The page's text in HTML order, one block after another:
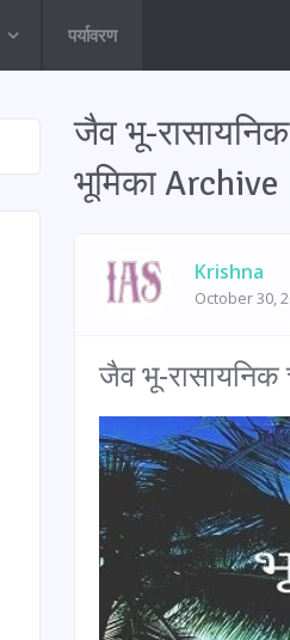
पर्यावरण
जैव भू-
भूमिका Archive
Krishna
October 30,
जैव भू-